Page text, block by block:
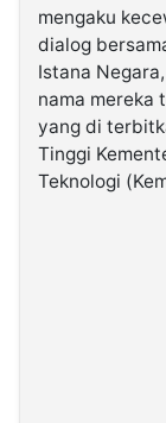
Kabarbaru.co
2026
Kabarbaru
mengaku
dialog
Istana
nama mereka
yang di
Tinggi
Teknologi